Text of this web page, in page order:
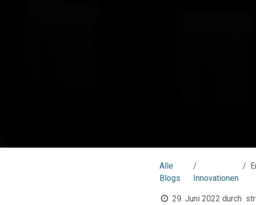
Alle
Blogs
Innovationen
29. Juni 2022 durch